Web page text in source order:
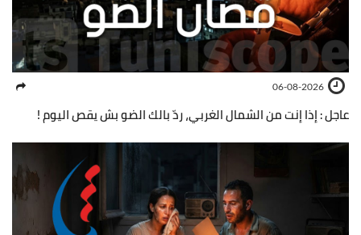
06-08-2026
عاجل : إذا إنت من الشمال الغربي، ردّ بالك الضو بش يقص اليوم !